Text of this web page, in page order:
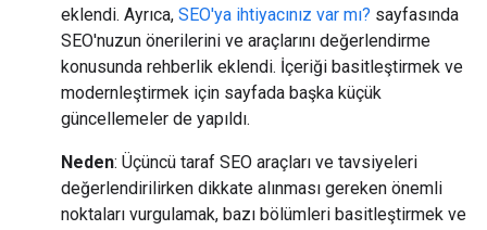
eklendi. Ayrıca, SEO'ya ihtiyacınız var mı? sayfasında
SEO'nuzun önerilerini ve araçlarını değerlendirme
konusunda rehberlik eklendi. İçeriği basitleştirmek ve
modernleştirmek için sayfada başka küçük
güncellemeler de yapıldı.
Neden: Üçüncü taraf SEO araçları ve tavsiyeleri
değerlendirilirken dikkate alınması gereken önemli
noktaları vurgulamak, bazı bölümleri basitleştirmek ve